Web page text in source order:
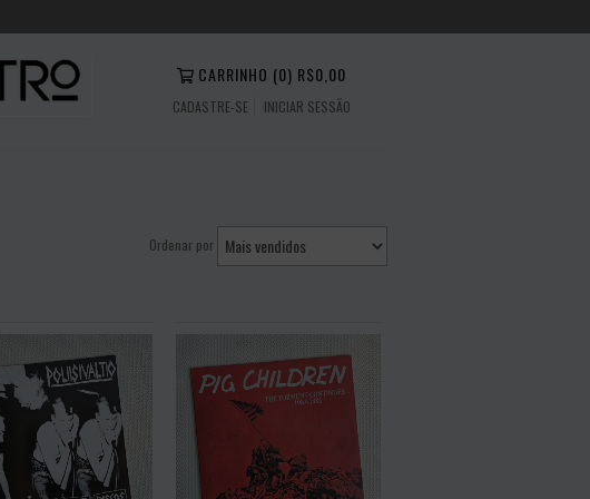
CARRINHO (0) R$0,00
CADASTRE-SE INICIAR SESSÃO
Ordenar por